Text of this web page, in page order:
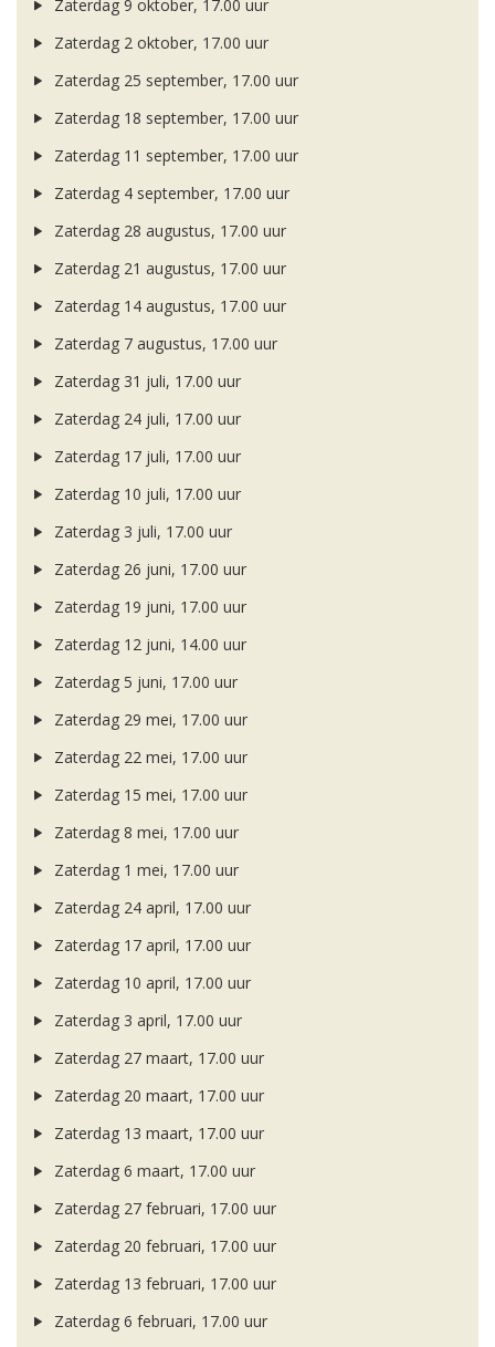
Zaterdag 9 oktober, 17.00 uur
Zaterdag 2 oktober, 17.00 uur
Zaterdag 25 september, 17.00 uur
Zaterdag 18 september, 17.00 uur
Zaterdag 11 september, 17.00 uur
Zaterdag 4 september, 17.00 uur
Zaterdag 28 augustus, 17.00 uur
Zaterdag 21 augustus, 17.00 uur
Zaterdag 14 augustus, 17.00 uur
Zaterdag 7 augustus, 17.00 uur
Zaterdag 31 juli, 17.00 uur
Zaterdag 24 juli, 17.00 uur
Zaterdag 17 juli, 17.00 uur
Zaterdag 10 juli, 17.00 uur
Zaterdag 3 juli, 17.00 uur
Zaterdag 26 juni, 17.00 uur
Zaterdag 19 juni, 17.00 uur
Zaterdag 12 juni, 14.00 uur
Zaterdag 5 juni, 17.00 uur
Zaterdag 29 mei, 17.00 uur
Zaterdag 22 mei, 17.00 uur
Zaterdag 15 mei, 17.00 uur
Zaterdag 8 mei, 17.00 uur
Zaterdag 1 mei, 17.00 uur
Zaterdag 24 april, 17.00 uur
Zaterdag 17 april, 17.00 uur
Zaterdag 10 april, 17.00 uur
Zaterdag 3 april, 17.00 uur
Zaterdag 27 maart, 17.00 uur
Zaterdag 20 maart, 17.00 uur
Zaterdag 13 maart, 17.00 uur
Zaterdag 6 maart, 17.00 uur
Zaterdag 27 februari, 17.00 uur
Zaterdag 20 februari, 17.00 uur
Zaterdag 13 februari, 17.00 uur
Zaterdag 6 februari, 17.00 uur